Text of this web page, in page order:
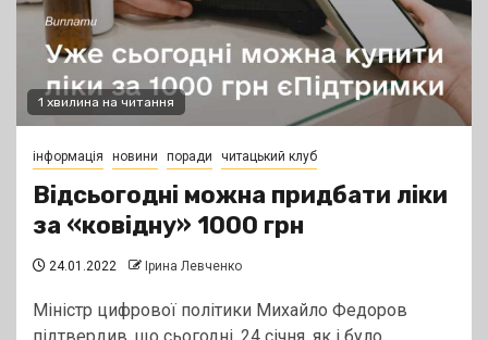
1 хвилина на читання
інформація новини поради читацький клуб
Відсьогодні можна придбати ліки
за «ковідну» 1000 грн
24.01.2022 Ірина Левченко
Міністр цифрової політики Михайло Федоров